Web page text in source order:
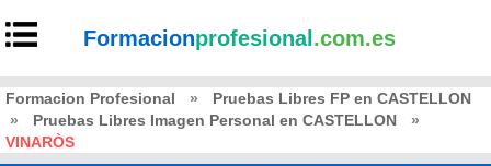
Formacionprofesional .com.es
Formacion Profesional »
Pruebas Libres FP en CASTELLON
»
Pruebas Libres Imagen Personal en CASTELLON
»
VINARÒS